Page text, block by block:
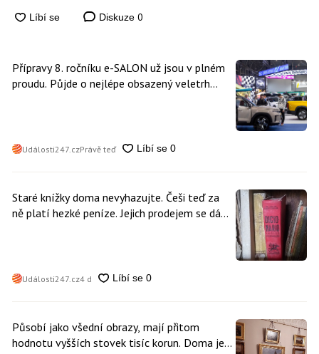
Diskuze 0
Přípravy 8. ročníku e-SALON už jsou v plném
proudu. Půjde o nejlépe obsazený veletrh
Události247.czPrávě teď
Staré knížky doma nevyhazujte. Češi teď za
ně platí hezké peníze. Jejich prodejem se dá
Události247.cz4 d
Působí jako všední obrazy, mají přitom
hodnotu vyšších stovek tisíc korun. Doma je